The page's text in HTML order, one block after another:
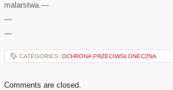
malarstwa.—
—
—
CATEGORIES: OCHRONA PRZECIWSŁONECZNA
Comments are closed.